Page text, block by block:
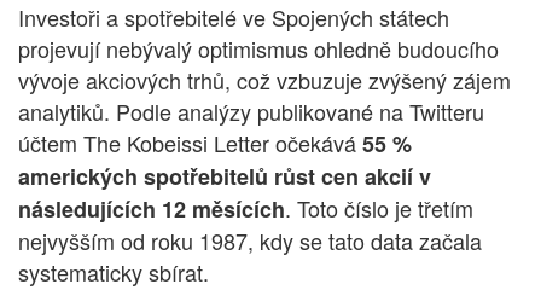
Investoři a spotřebitelé ve Spojených státech
projevují nebývalý optimismus ohledně budoucího
vývoje akciových trhů, což vzbuzuje zvýšený zájem
analytiků. Podle analýzy publikované na Twitteru
účtem The Kobeissi Letter očekává55 %
amerických spotřebitelů růst cen akcií v
následujících 12 měsících. Toto číslo je třetím
nejvyšším od roku 1987, kdy se tato data začala
systematicky sbírat.